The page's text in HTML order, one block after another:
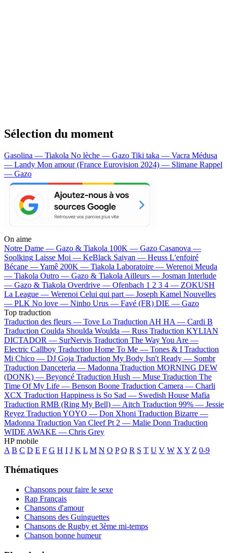
Sélection du moment
Gasolina — Tiakola No lèche — Gazo Tiki taka — Vacra Médusa
— Landy Mon amour (France Eurovision 2024) — Slimane Rappel
— Gazo
On aime
Notre Dame — Gazo & Tiakola 100K — Gazo Casanova —
Soolking Laisse Moi — KeBlack Saiyan — Heuss L'enfoiré
Bécane —Yamê 200K — Tiakola Laboratoire — Werenoi Meuda
— Tiakola Outro — Gazo & Tiakola Ailleurs — Josman Interlude
— Gazo & Tiakola Overdrive — Ofenbach 1 2 3 4 — ZOKUSH
La League — Werenoi Celui qui part — Joseph Kamel Nouvelles
— PLK No love — Ninho Urus — Favé (FR) DIE — Gazo
Top traduction
Traduction des fleurs — Tove Lo Traduction AH HA — Cardi B
Traduction Coulda Shoulda Woulda — Russ Traduction KYLIAN
DICTADOR — SurNervis Traduction The Way You Are —
Electric Callboy Traduction Home To Me — Tones & I Traduction
Mi Chico — DJ Goja Traduction My Body Isn't Ready — Sombr
Traduction Danceteria — Madonna Traduction MORNING DEW
(DONK) — Beyoncé Traduction Hush — Muse Traduction The
Time Of My Life — Benson Boone Traduction Camera — Charli
XCX Traduction Happiness is So Sad — Swedish House Mafia
Traduction RMB (Ring My Bell) — Aitch Traduction 99% — Jessie
Reyez Traduction YOYO — Don Xhoni Traduction Bizarre —
Madonna Traduction Van Cleef Pt 2 — Malie Donn Traduction
WIDE AWAKE — Chris Grey
HP mobile
A B C D E F G H I J K L M N O P Q R S T U V W X Y Z 0-9
Thématiques
Chansons pour faire le sexe
Rap Français
Chansons d'amour
Chansons des Guinguettes
Chansons de Rugby et 3ème mi-temps
Chanson bonne humeur